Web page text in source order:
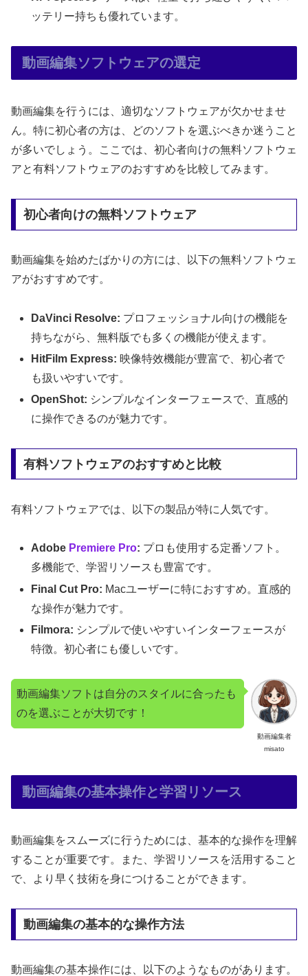
ッテリー持ちも優れています。
動画編集ソフトウェアの選定
動画編集を行うには、適切なソフトウェアが欠かせませ
ん。特に初心者の方は、どのソフトを選ぶべきか迷うこと
が多いでしょう。ここでは、初心者向けの無料ソフトウェ
アと有料ソフトウェアのおすすめを比較してみます。
初心者向けの無料ソフトウェア
動画編集を始めたばかりの方には、以下の無料ソフトウェ
アがおすすめです。
DaVinci Resolve: プロフェッショナル向けの機能を
持ちながら、無料版でも多くの機能が使えます。
HitFilm Express: 映像特效機能が豊富で、初心者で
も扱いやすいです。
OpenShot: シンプルなインターフェースで、直感的
に操作できるのが魅力です。
有料ソフトウェアのおすすめと比較
有料ソフトウェアでは、以下の製品が特に人気です。
Adobe Premiere Pro: プロも使用する定番ソフト。
多機能で、学習リソースも豊富です。
Final Cut Pro: Macユーザーに特におすすめ。直感的
な操作が魅力です。
Filmora: シンプルで使いやすいインターフェースが
特徴。初心者にも優しいです。
動画編集者
misato
動画編集ソフトは自分のスタイルに合ったも
のを選ぶことが大切です！
動画編集の基本操作と学習リソース
動画編集をスムーズに行うためには、基本的な操作を理解
することが重要です。また、学習リソースを活用すること
で、より早く技術を身につけることができます。
動画編集の基本的な操作方法
動画編集の基本操作には、以下のようなものがあります。